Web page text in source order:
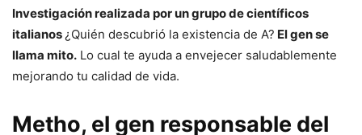
Investigación realizada por un grupo de científicos
italianos¿Quién descubrió la existencia de A? El gen se
llama mito. Lo cual te ayuda a envejecer saludablemente
mejorando tu calidad de vida.
Metho, el gen responsable del